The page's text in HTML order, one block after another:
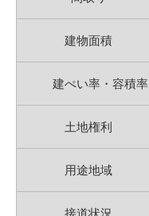
建物面積
建ぺい率・容積率
土地権利
用途地域
接道状況